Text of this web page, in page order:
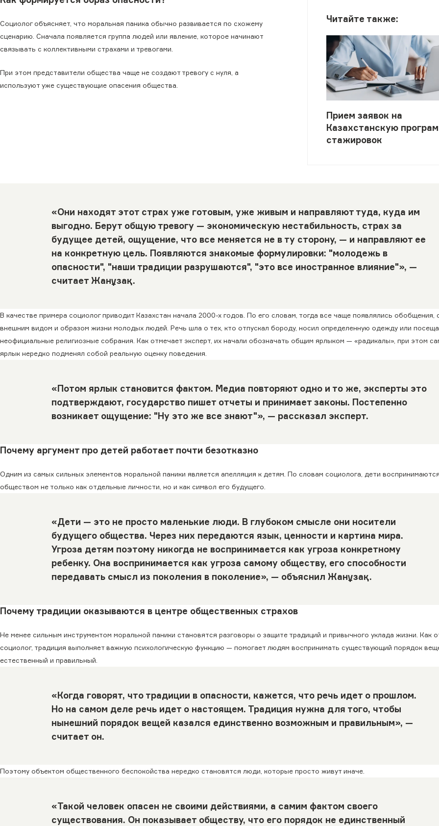
Читайте также:
Прием заявок на
Казахстанскую
стажировок
Социолог объясняет, что моральная паника обычно развивается по схожему
сценарию. Сначала появляется группа людей или явление, которое начинают
связывать с коллективными страхами и тревогами.
При этом представители общества чаще не создают тревогу с нуля, а
используют уже существующие опасения общества.
«Они находят этот страх уже готовым, уже живым и направляют туда, куда им
выгодно. Берут общую тревогу — экономическую нестабильность, страх за
будущее детей, ощущение, что все меняется не в ту сторону, — и направляют ее
на конкретную цель. Появляются знакомые формулировки: "молодежь в
опасности", "наши традиции разрушаются", "это все иностранное влияние"», —
считает Жанұзақ.
В качестве примера социолог приводит Казахстан начала 2000-х годов. По его словам, тогда все чаще появлялись обобщения,
внешним видом и образом жизни молодых людей. Речь шла о тех, кто отпускал бороду, носил определенную одежду или
неофициальные религиозные собрания. Как отмечает эксперт, их начали обозначать общим ярлыком — «радикалы», при этом
ярлык нередко подменял собой реальную оценку поведения.
«Потом ярлык становится фактом. Медиа повторяют одно и то же, эксперты это
подтверждают, государство пишет отчеты и принимает законы. Постепенно
возникает ощущение: "Ну это же все знают"», — рассказал эксперт.
Почему аргумент про детей работает почти безотказно
Одним из самых сильных элементов моральной паники является апелляция к детям. По словам социолога, дети
обществом не только как отдельные личности, но и как символ его будущего.
«Дети — это не просто маленькие люди. В глубоком смысле они носители
будущего общества. Через них передаются язык, ценности и картина мира.
Угроза детям поэтому никогда не воспринимается как угроза конкретному
ребенку. Она воспринимается как угроза самому обществу, его способности
передавать смысл из поколения в поколение», — объяснил Жанұзақ.
Почему традиции оказываются в центре общественных страхов
Не менее сильным инструментом моральной паники становятся разговоры о защите традиций и привычного уклада жизни. Как
социолог, традиция выполняет важную психологическую функцию — помогает людям воспринимать существующий порядок
естественный и правильный.
«Когда говорят, что традиции в опасности, кажется, что речь идет о прошлом.
Но на самом деле речь идет о настоящем. Традиция нужна для того, чтобы
нынешний порядок вещей казался единственно возможным и правильным», —
считает он.
Поэтому объектом общественного беспокойства нередко становятся люди, которые просто живут иначе.
«Такой человек опасен не своими действиями, а самим фактом своего
существования. Он показывает обществу, что его порядок не единственный